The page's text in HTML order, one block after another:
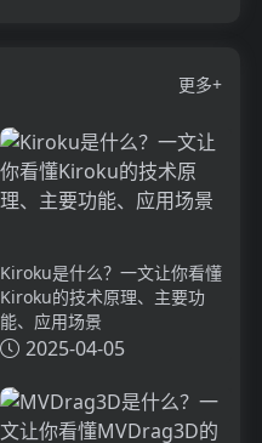
更多+
Kiroku是什么？一文让你看懂
Kiroku的技术原理、主要功
能、应用场景
2025-04-05